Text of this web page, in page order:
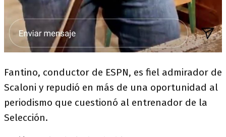
Fantino, conductor de ESPN, es fiel admirador de
Scaloni y repudió en más de una oportunidad al
periodismo que cuestionó al entrenador de la
Selección.